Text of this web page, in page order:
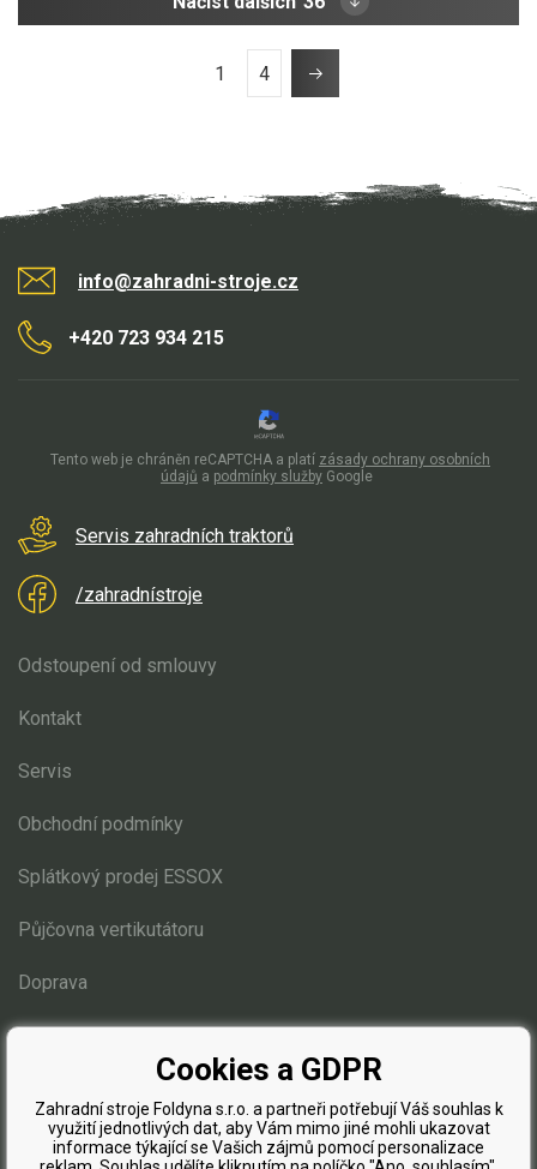
1 4
info@zahradni-stroje.cz
+420 723 934 215
Servis zahradních traktorů
/zahradnístroje
Odstoupení od smlouvy
Kontakt
Servis
Obchodní podmínky
Splátkový prodej ESSOX
Půjčovna vertikutátoru
Doprava
Blog
Tento web je chráněn reCAPTCHA a platí zásady ochrany osobních
údajů a podmínky služby Google
Cookies a GDPR
Zahradní stroje Foldyna s.r.o. a partneři potřebují Váš souhlas k
využití jednotlivých dat, aby Vám mimo jiné mohli ukazovat
informace týkající se Vašich zájmů pomocí personalizace